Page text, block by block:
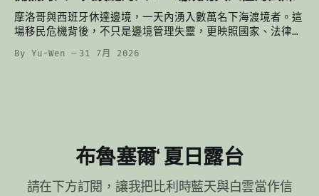
摩洛哥與西班牙休達邊境，一天內湧入數萬名下海渡境者。這
場移民危機背後，不只是邊境管理失靈，更映照國家、法律與
終夾在兩者之間。
By Yu-Wen 31 7月 2026
布魯塞爾‘ 夏日露台
請在下方訂閱，讓我把比利時藍天與白雲當作信